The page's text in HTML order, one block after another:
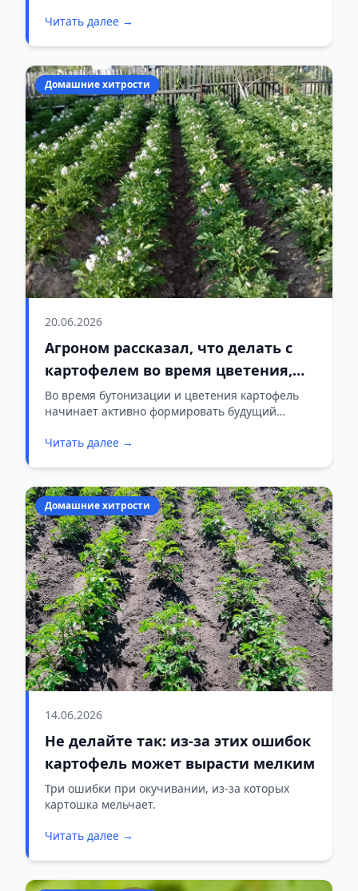
Читать далее →
Домашние хитрости
20.06.2026
Агроном рассказал, что делать с
картофелем во время цветения,
чтобы получить больше крупных
клубней
Во время бутонизации и цветения картофель
начинает активно формировать будущий
перекормить растение азотом и вовремя дать
Читать далее →
Домашние хитрости
14.06.2026
Не делайте так: из-за этих ошибок
картофель может вырасти мелким
Три ошибки при окучивании, из-за которых
картошка мельчает.
Читать далее →